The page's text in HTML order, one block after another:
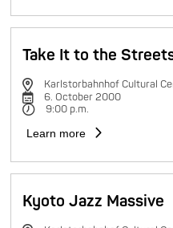
Take It to the
Karlstorbahnhof Cultural
6. October 2000
9:00 p.m.
Learn more
Kyoto Jazz Massive